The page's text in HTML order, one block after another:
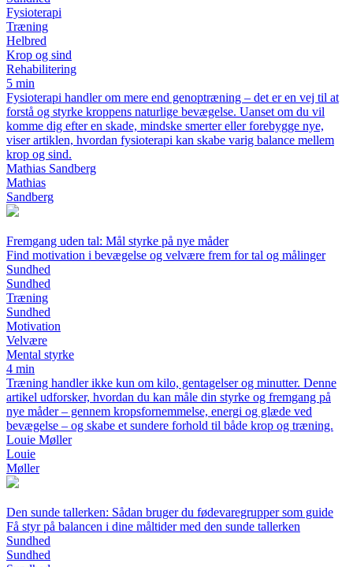
Fysioterapi
Træning
Helbred
Krop og sind
Rehabilitering
5 min
Fysioterapi handler om mere end genoptræning – det er en vej til at
forstå og styrke kroppens naturlige bevægelse. Uanset om du vil
komme dig efter en skade, mindske smerter eller forebygge nye,
viser artiklen, hvordan fysioterapi kan skabe varig balance mellem
krop og sind.
Mathias Sandberg
Mathias
Sandberg
Fremgang uden tal: Mål styrke på nye måder
Find motivation i bevægelse og velvære frem for tal og målinger
Sundhed
Sundhed
Træning
Sundhed
Motivation
Velvære
Mental styrke
4 min
Træning handler ikke kun om kilo, gentagelser og minutter. Denne
artikel udforsker, hvordan du kan måle din styrke og fremgang på
nye måder – gennem kropsfornemmelse, energi og glæde ved
bevægelse – og skabe et sundere forhold til både krop og træning.
Louie Møller
Louie
Møller
Den sunde tallerken: Sådan bruger du fødevaregrupper som guide
Få styr på balancen i dine måltider med den sunde tallerken
Sundhed
Sundhed